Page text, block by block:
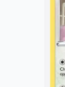
kan